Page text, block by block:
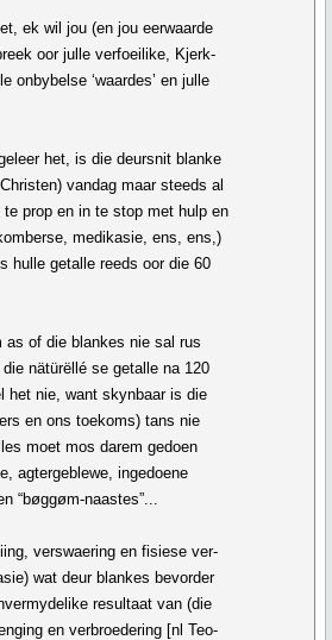
ek wil jou (en jou eerwaarde
oor julle verfoeilike, Kjerk-
onbybelse ‘waardes’ en julle
het, is die deursnit blanke
vandag maar steeds al
prop en in te stop met hulp en
medikasie, ens, ens,)
hulle getalle reeds oor die 60
as of die blankes nie sal rus
nätürëllé se getalle na 120
het nie, want skynbaar is die
en ons toekoms) tans nie
moet mos darem gedoen
agtergeblewe, ingedoene
“bøggøm-naastes”...
verswaering en fisiese ver-
wat deur blankes bevorder
resultaat van (die
en verbroedering [nl Teo-